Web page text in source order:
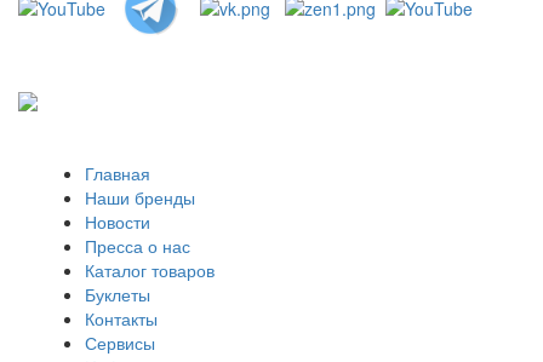
Главная
Наши бренды
Новости
Пресса о нас
Каталог товаров
Буклеты
Контакты
Сервисы